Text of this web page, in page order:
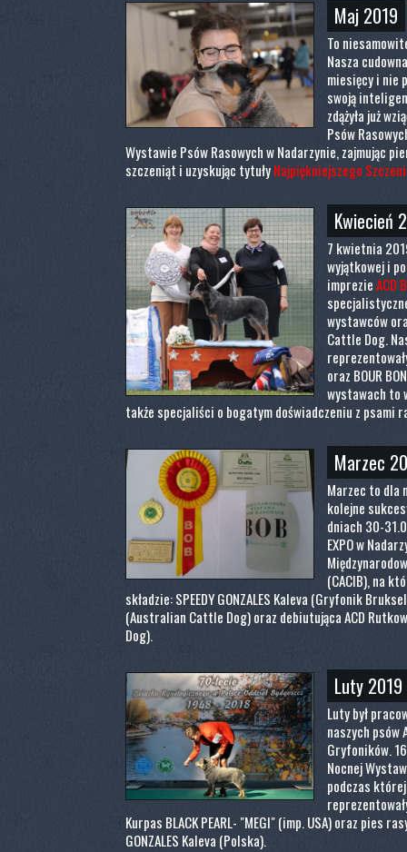
Maj 2019
To
Nasza
miesięcy i nie
swoją
zdążyła już
Psów
Wystawie Psów Rasowych w Nadarzynie, zajmując
szczeniąt i uzyskując tytułyNajpiękniejszego
Kwiecień
7 kwietnia
wyjątkowej i
imprezieACD
wystawców
Cattle Dog.
oraz BOUR
wystawach to
także specjaliści o bogatym doświadczeniu z
Marzec
Marzec to dla
kolejne
dniach 30-
EXPO w
(CACIB), na
składzie: SPEEDY GONZALES Kaleva (Gryfonik
(Australian Cattle Dog) oraz debiutująca ACD
Dog).
Luty 2019
Luty był
naszych
Gryfoników.
Nocnej
podczas
Kurpas BLACK PEARL- "MEGI" (imp. USA) oraz pies
GONZALES Kaleva (Polska).